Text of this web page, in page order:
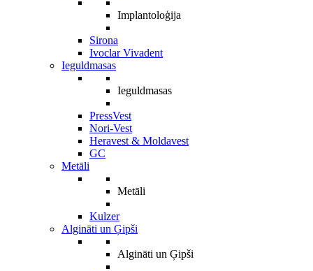
Implantoloģija
Sirona
Ivoclar Vivadent
Ieguldmasas
Ieguldmasas
PressVest
Nori-Vest
Heravest & Moldavest
GC
Metāli
Metāli
Kulzer
Algināti un Ģipši
Algināti un Ģipši